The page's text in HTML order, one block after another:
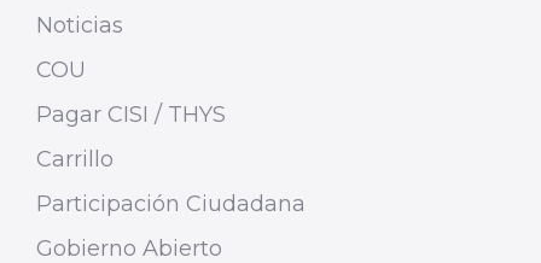
Noticias
COU
Pagar CISI / THYS
Carrillo
Participación Ciudadana
Gobierno Abierto